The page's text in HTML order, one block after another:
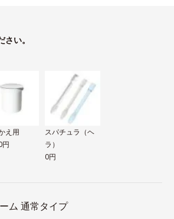
い。
え用
円
スパチュラ（ヘ
ラ）
0円
ム 通常タイプ